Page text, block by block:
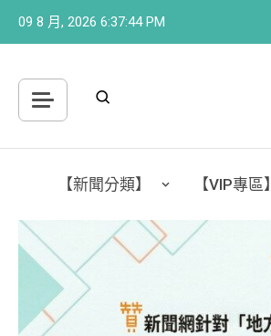
09 8 月, 2026 6:37:45 PM
【新聞分類】 【VIP專區】